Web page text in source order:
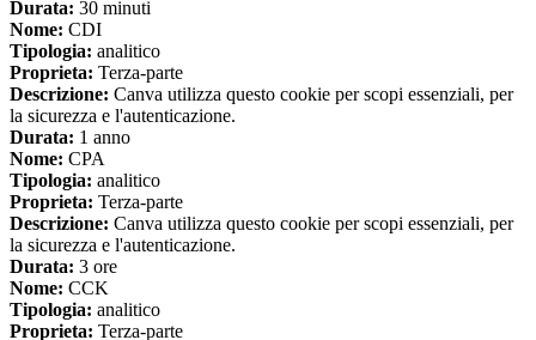
Durata: 30 minuti
Nome: CDI
Tipologia: analitico
Proprieta: Terza-parte
Descrizione: Canva utilizza questo cookie per scopi essenziali, per
la sicurezza e l'autenticazione.
Durata: 1 anno
Nome: CPA
Tipologia: analitico
Proprieta: Terza-parte
Descrizione: Canva utilizza questo cookie per scopi essenziali, per
la sicurezza e l'autenticazione.
Durata: 3 ore
Nome: CCK
Tipologia: analitico
Proprieta: Terza-parte